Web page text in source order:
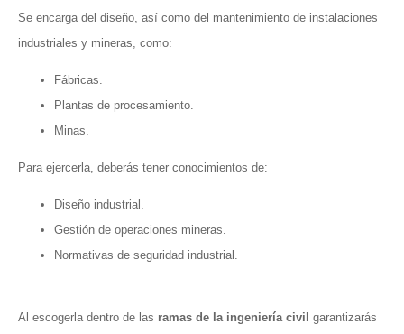
Se encarga del diseño, así como del mantenimiento de instalaciones
industriales y mineras, como:
Fábricas.
Plantas de procesamiento.
Minas.
Para ejercerla, deberás tener conocimientos de:
Diseño industrial.
Gestión de operaciones mineras.
Normativas de seguridad industrial.
Al escogerla dentro de las ramas de la ingeniería civil garantizarás